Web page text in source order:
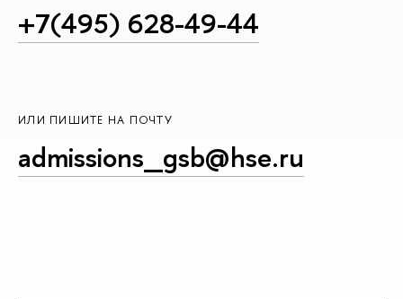
+7(495) 628-49-44
ИЛИ ПИШИТЕ НА ПОЧТУ
admissions_gsb@hse.ru